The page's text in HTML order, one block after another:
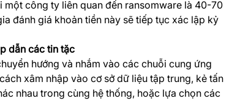
một công ty liên quan đến ransomware là 40-70
đánh giá khoản tiền này sẽ tiếp tục xác lập kỷ
dẫn các tin tặc
hướng và nhắm vào các chuỗi cung ứng
xâm nhập vào cơ sở dữ liệu tập trung, kẻ tấn
nhau trong cùng hệ thống, hoặc lựa chọn các